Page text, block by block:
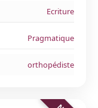
Ecriture
Pragmatique
orthopédiste